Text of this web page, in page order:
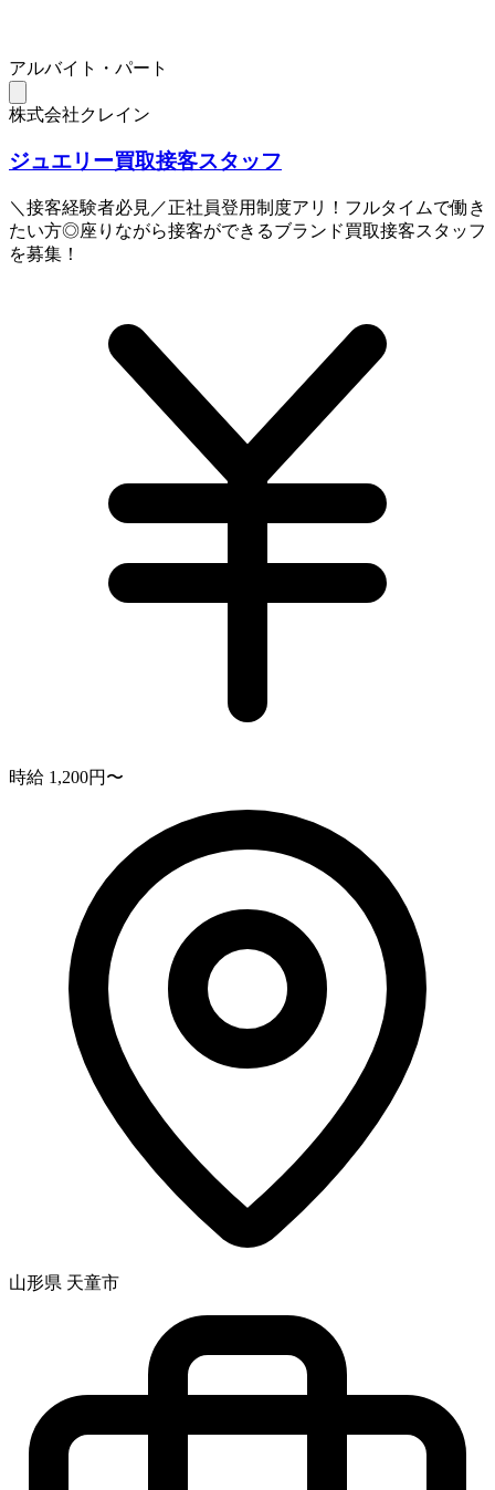
アルバイト・パート
株式会社クレイン
ジュエリー買取接客スタッフ
＼接客経験者必見／正社員登用制度アリ！フルタイムで働き
たい方◎座りながら接客ができるブランド買取接客スタッフ
を募集！
時給 1,200円〜
山形県 天童市